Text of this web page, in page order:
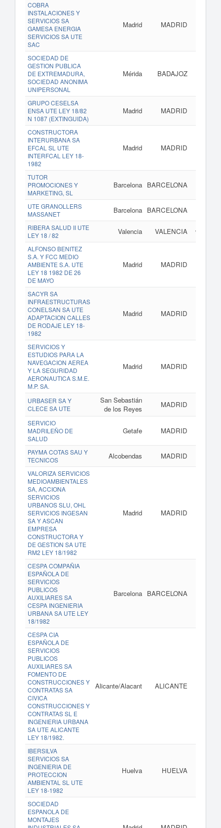
COBRA
INSTALACIONES Y
SERVICIOS SA
GAMESA ENERGIA
SERVICIOS SA UTE
SAC
Madrid MADRID
SOCIEDAD DE
GESTION PUBLICA
DE EXTREMADURA,
SOCIEDAD ANONIMA
UNIPERSONAL
Mérida BADAJOZ
GRUPO CESELSA
ENSA UTE LEY 18/82
N 1087 (EXTINGUIDA)
Madrid MADRID
CONSTRUCTORA
INTERURBANA SA
EFCAL SL UTE
INTERFCAL LEY 18-
1982
Madrid MADRID
TUTOR
PROMOCIONES Y
MARKETING, SL
Barcelona BARCELONA
UTE GRANOLLERS
MASSANET
Barcelona BARCELONA
RIBERA SALUD II UTE
LEY 18 / 82
Valencia VALENCIA
ALFONSO BENITEZ
S.A. Y FCC MEDIO
AMBIENTE S.A. UTE
LEY 18 1982 DE 26
DE MAYO
Madrid MADRID
SACYR SA
INFRAESTRUCTURAS
CONELSAN SA UTE
ADAPTACION CALLES
DE RODAJE LEY 18-
1982
Madrid MADRID
SERVICIOS Y
ESTUDIOS PARA LA
NAVEGACION AEREA
Y LA SEGURIDAD
AERONAUTICA S.M.E.
M.P. SA.
Madrid MADRID
URBASER SA Y
CLECE SA UTE
San Sebastián
de los Reyes
MADRID
SERVICIO
MADRILEÑO DE
SALUD
Getafe MADRID
PAYMA COTAS SAU Y
TECNICOS
Alcobendas MADRID
VALORIZA SERVICIOS
MEDIOAMBIENTALES
SA, ACCIONA
SERVICIOS
URBANOS SLU, OHL
SERVICIOS INGESAN
SA Y ASCAN
EMPRESA
CONSTRUCTORA Y
DE GESTION SA UTE
RM2 LEY 18/1982
Madrid MADRID
CESPA COMPAÑIA
ESPAÑOLA DE
SERVICIOS
PUBLICOS
AUXILIARES SA
CESPA INGENIERIA
URBANA SA UTE LEY
18/1982
Barcelona BARCELONA
CESPA CIA
ESPAÑOLA DE
SERVICIOS
PUBLICOS
AUXILIARES SA
FOMENTO DE
CONSTRUCCIONES Y
CONTRATAS SA
CIVICA
CONSTRUCCIONES Y
CONTRATAS SL E
INGENIERIA URBANA
SA UTE ALICANTE
LEY 18/1982.
Alicante/Alacant ALICANTE
IBERSILVA
SERVICIOS SA
INGENIERIA DE
PROTECCION
AMBIENTAL SL UTE
LEY 18-1982
Huelva HUELVA
SOCIEDAD
ESPANOLA DE
MONTAJES